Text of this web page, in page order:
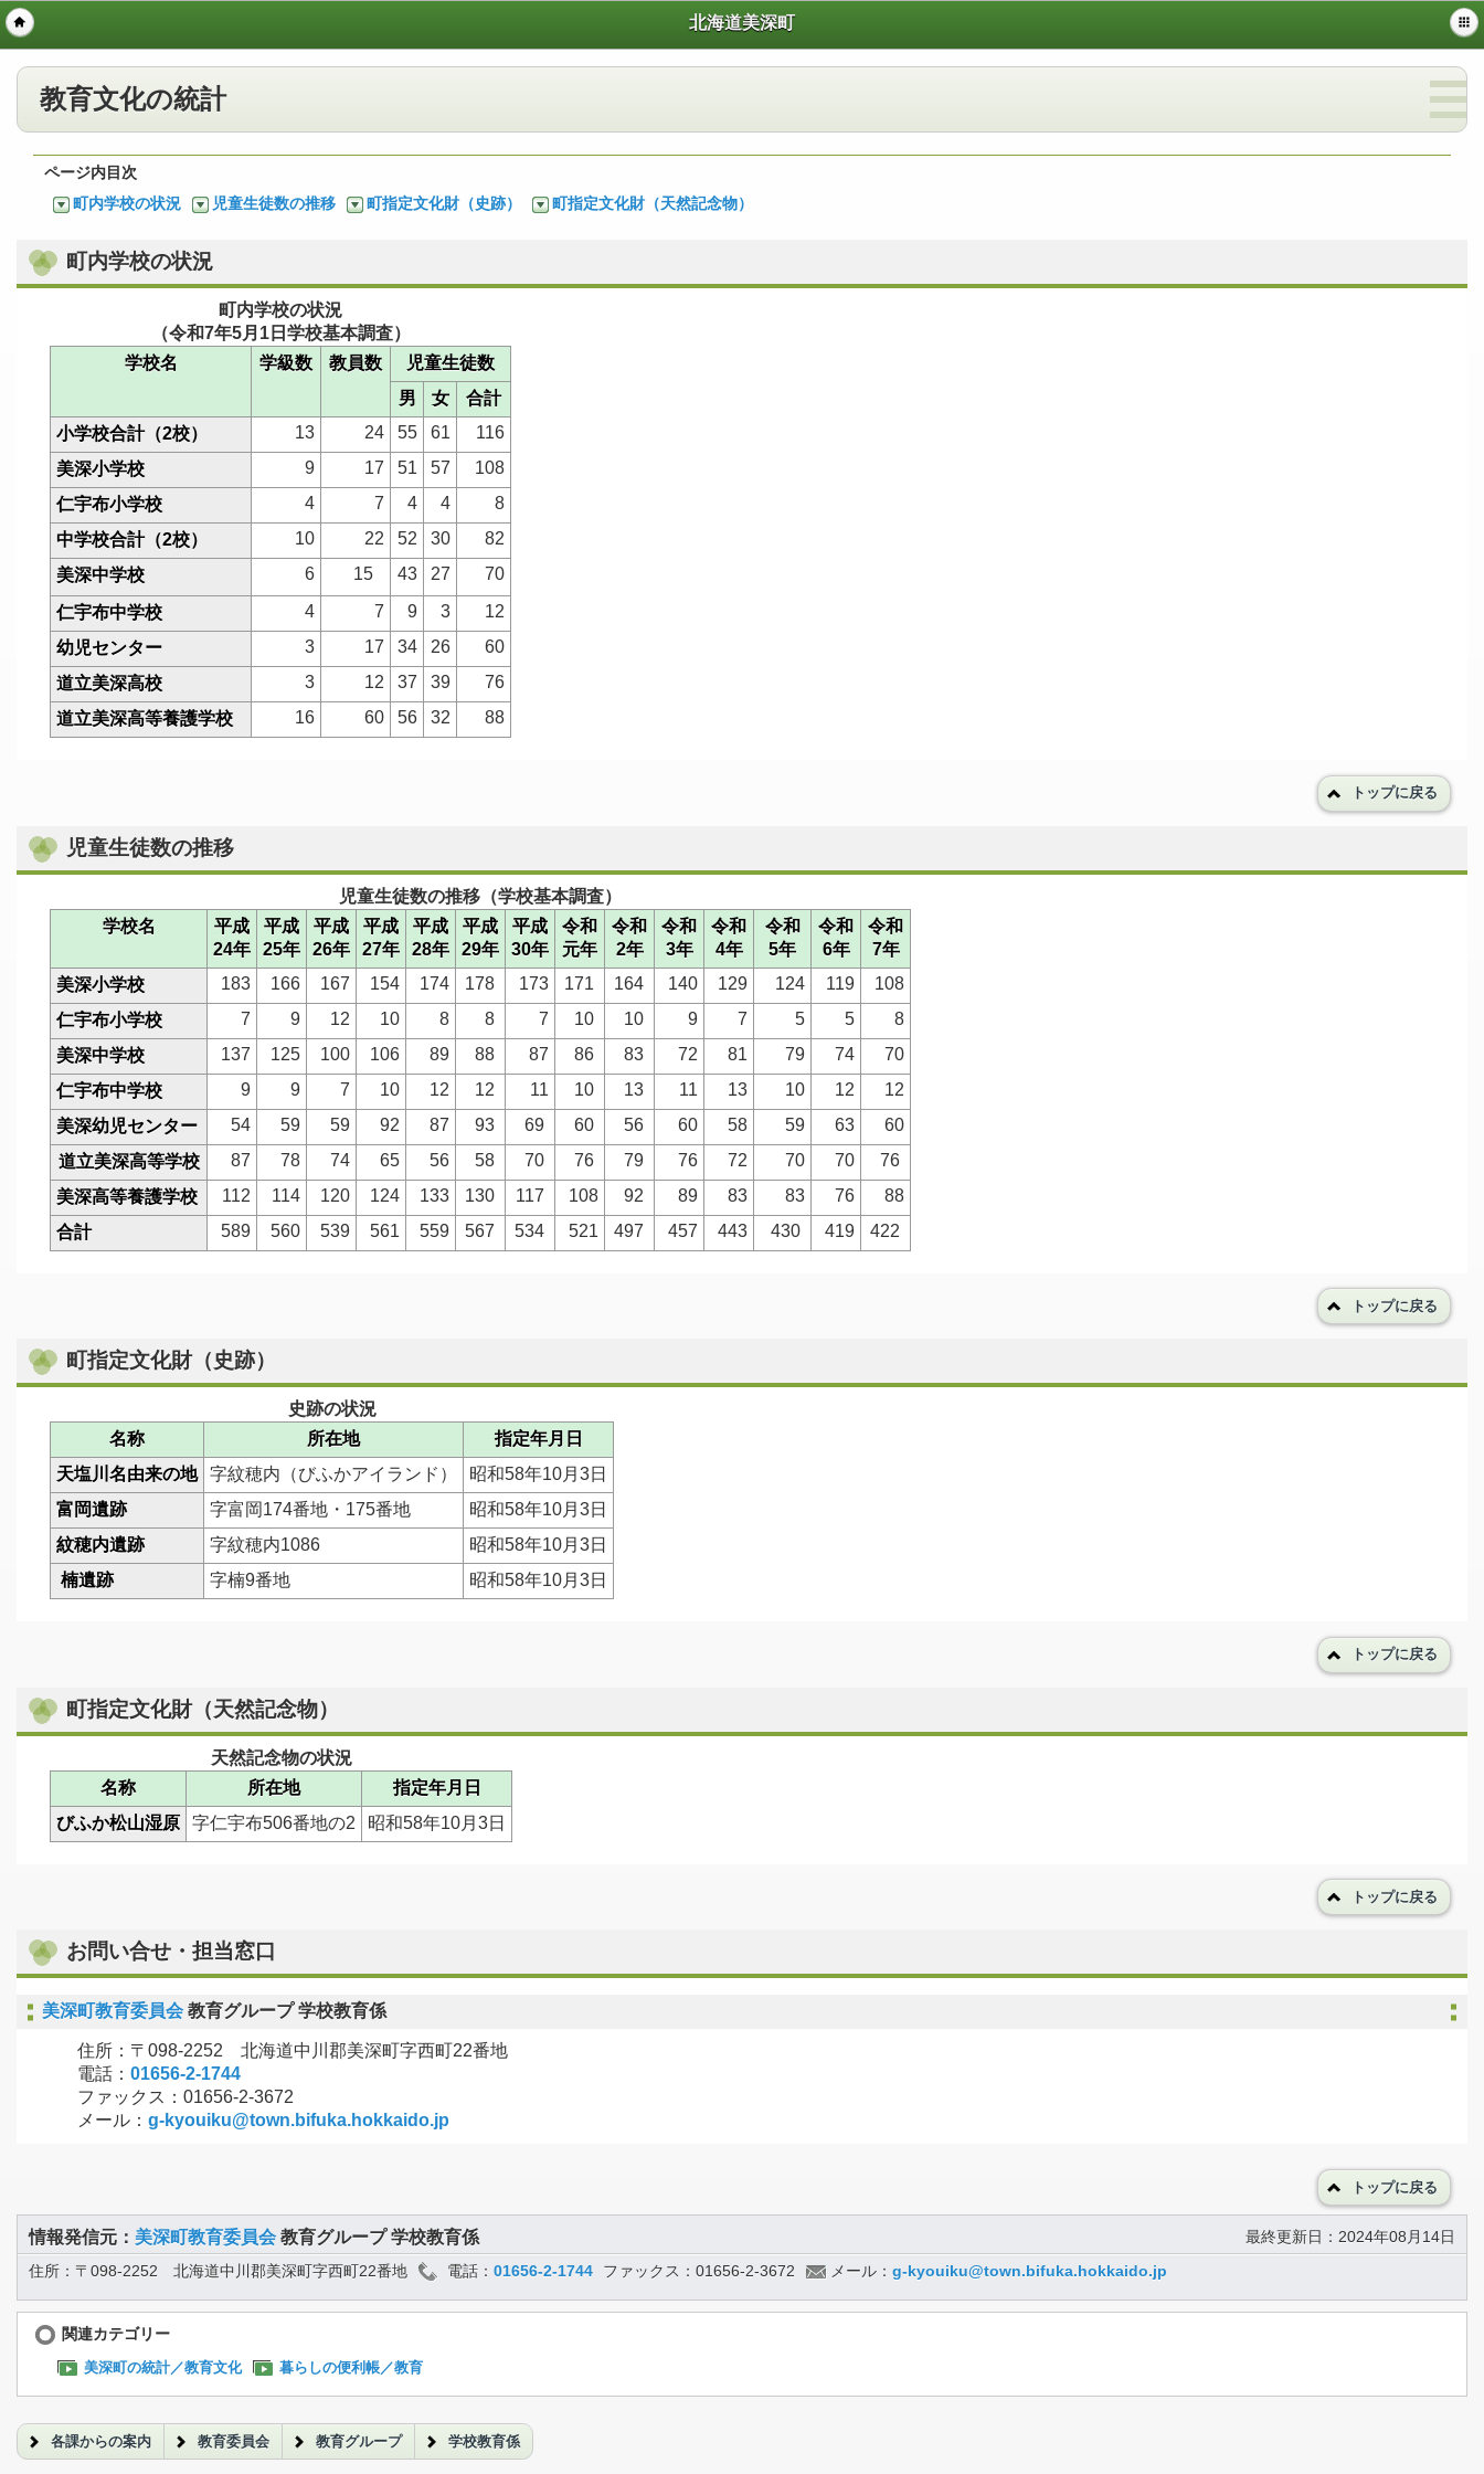
北海道美深町
教育文化の統計
ページ内目次
町内学校の状況
児童生徒数の推移 町指定文化財（史跡） 町指定文化財（天然記念物）
町内学校の状況
町内学校の状況
（令和7年5月1日学校基本調査）
学校名
学級数 教員数
児童生徒数
男
女
合計
小学校合計（2校）
13 24 55 61
116
美深小学校
9 17 51 57
108
仁宇布小学校
4 7 4 4
8
中学校合計（2校）
10 22 52 30
82
美深中学校
6 15 43 27 70
仁宇布中学校 4 7 9 3
12
幼児センター
3 17 34 26
60
道立美深高校
3 12 37 39
76
道立美深高等養護学校
16 60 56 32 88
トップに戻る
児童生徒数の推移
児童生徒数の推移（学校基本調査）
学校名
平成
24年
平成
25年
平成
26年
平成
27年
平成
28年
平成
29年
平成
30年
令和
元年
令和
2年
令和
3年
令和
4年
令和
5年
令和
6年
令和
7年
美深小学校
183 166 167 154 174 178 173 171 164 140 129 124 119
108
仁宇布小学校
7 9 12 10 8 8 7 10 10 9 7 5 5
8
美深中学校
137 125 100 106 89 88 87 86 83 72 81 79 74
70
仁宇布中学校
9 9 7 10 12 12 11 10 13 11 13 10 12
12
美深幼児センター
54 59 59 92 87 93 69 60 56 60 58 59 63
60
道立美深高等学校
87 78 74 65 56 58 70 76 79 76 72 70 70
76
美深高等養護学校
112 114 120 124 133 130 117 108 92 89 83 83 76
88
合計
589 560 539 561 559 567 534 521 497 457 443 430 419 422
トップに戻る
町指定文化財（史跡）
史跡の状況
名称
所在地
指定年月日
天塩川名由来の地
字紋穂内（びふかアイランド）
昭和58年10月3日
富岡遺跡
字富岡174番地・175番地
昭和58年10月3日
紋穂内遺跡
字紋穂内1086
昭和58年10月3日
楠遺跡
字楠9番地 昭和58年10月3日
トップに戻る
町指定文化財（天然記念物）
天然記念物の状況
名称
所在地
指定年月日
びふか松山湿原
字仁宇布506番地の2 昭和58年10月3日
トップに戻る
お問い合せ・担当窓口
美深町教育委員会 教育グループ 学校教育係
住所：〒098-2252 北海道中川郡美深町字西町22番地
電話： 01656-2-1744
ファックス：01656-2-3672
メール： g-kyouiku@town.bifuka.hokkaido.jp
トップに戻る
最終更新日：2024年08月14日
情報発信元： 美深町教育委員会 教育グループ 学校教育係
住所：〒098-2252 北海道中川郡美深町字西町22番地 電話： 01656-2-1744 ファックス：01656-2-3672 メール： g-kyouiku@town.bifuka.hokkaido.jp
関連カテゴリー
美深町の統計／教育文化 暮らしの便利帳／教育
各課からの案内 教育委員会 教育グループ 学校教育係